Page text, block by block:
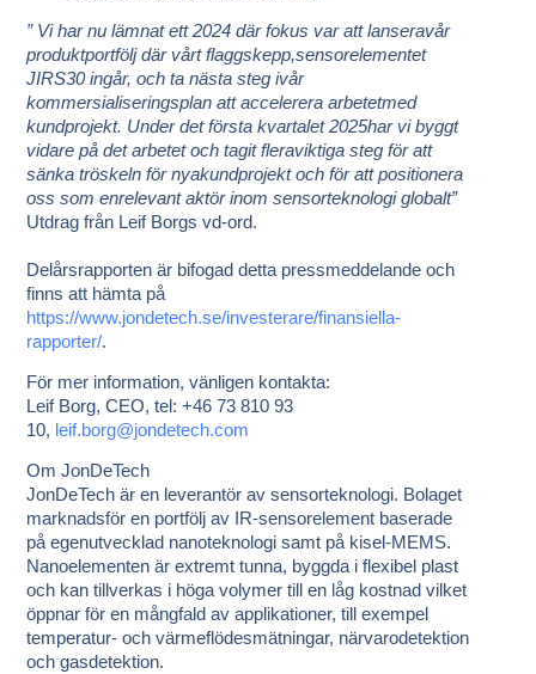
” Vi har nu lämnat ett 2024 där fokus var att lanseravår
produktportfölj där vårt flaggskepp,sensorelementet
JIRS30 ingår, och ta nästa steg ivår
kommersialiseringsplan att accelerera arbetetmed
kundprojekt. Under det första kvartalet 2025har vi byggt
vidare på det arbetet och tagit fleraviktiga steg för att
sänka tröskeln för nyakundprojekt och för att positionera
oss som enrelevant aktör inom sensorteknologi globalt”
Utdrag från Leif Borgs vd-ord.
Delårsrapporten är bifogad detta pressmeddelande och
finns att hämta på
https://www.jondetech.se/investerare/finansiella-
rapporter/.
För mer information, vänligen kontakta:
Leif Borg, CEO, tel: +46 73 810 93
10, leif.borg@jondetech.com
Om JonDeTech
JonDeTech är en leverantör av sensorteknologi. Bolaget
marknadsför en portfölj av IR-sensorelement baserade
på egenutvecklad nanoteknologi samt på kisel-MEMS.
Nanoelementen är extremt tunna, byggda i flexibel plast
och kan tillverkas i höga volymer till en låg kostnad vilket
öppnar för en mångfald av applikationer, till exempel
temperatur- och värmeflödesmätningar, närvarodetektion
och gasdetektion.